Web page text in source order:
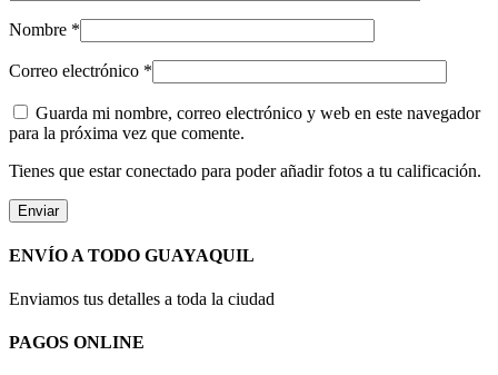
Nombre *
Correo electrónico *
Guarda mi nombre, correo electrónico y web en este navegador
para la próxima vez que comente.
Tienes que estar conectado para poder añadir fotos a tu calificación.
ENVÍO A TODO GUAYAQUIL
Enviamos tus detalles a toda la ciudad
PAGOS ONLINE